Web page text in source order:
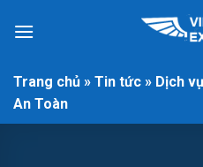
Trang chủ » Tin tức » Dịch
An Toàn